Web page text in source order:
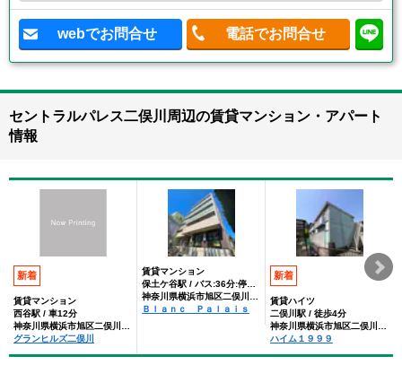
webでお問合せ 電話でお問合せ
セントラルパレス二俣川周辺の賃貸マンション・アパート
情報
新着
賃貸マンション
西谷駅 / 車12分
神奈川県横浜市旭区二俣川２丁目
グランヒルズ二俣川
賃貸マンション
保土ケ谷駅 / バス:36分:停歩3分
神奈川県横浜市旭区二俣川１丁目
Ｂｌａｎｃ Ｐａｌａｉｓ
新着
賃貸ハイツ
二俣川駅 / 徒歩4分
神奈川県横浜市旭区二俣川２丁目
ハイム１９９９